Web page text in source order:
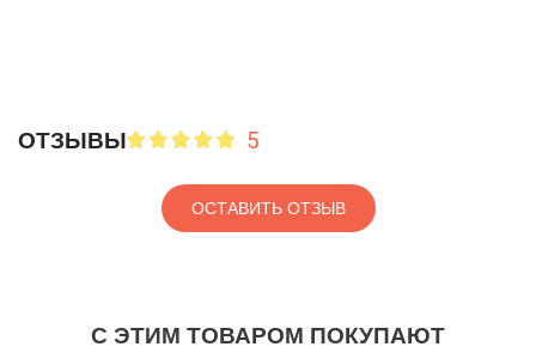
ОТЗЫВЫ 5
ОСТАВИТЬ ОТЗЫВ
С ЭТИМ ТОВАРОМ ПОКУПАЮТ